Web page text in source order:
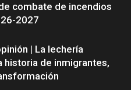
combate de incendios
2027
| La lechería
historia de inmigrantes,